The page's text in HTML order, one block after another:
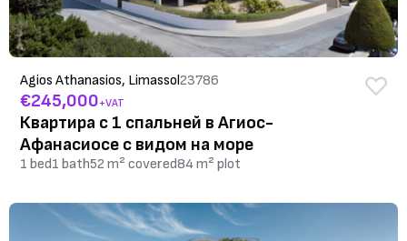
Agios Athanasios, Limassol23786
€245,000+VAT
Квартира с 1 спальней в Агиос-
Афанасиосе с видом на море
1 bed1 bath52 m² covered84 m² plot